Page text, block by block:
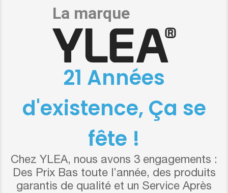
21 Années
d'existence, Ça se
fête !
Chez YLEA, nous avons 3 engagements :
Des Prix Bas toute l’année, des produits
garantis de qualité et un Service Après